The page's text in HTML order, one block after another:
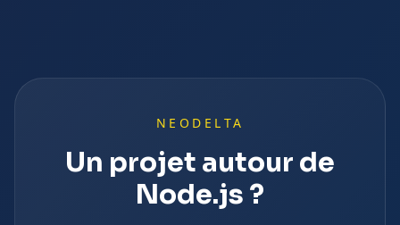
NEODELTA
Un projet autour de
Node.js ?